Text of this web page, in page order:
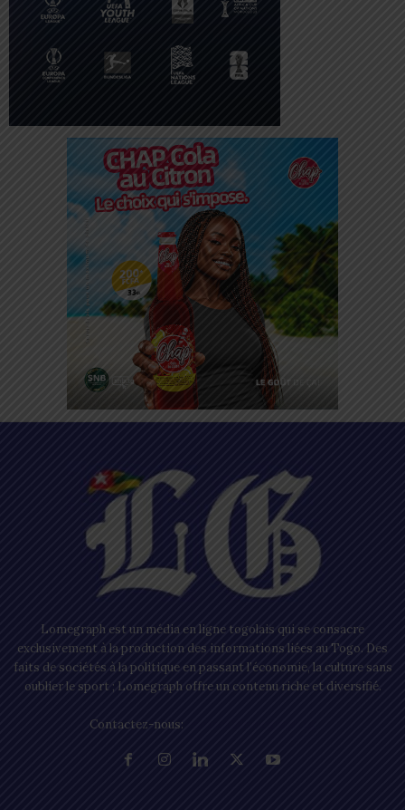
Lomegraph est un média en ligne togolais qui se consacre
exclusivement à la production des informations liées au Togo. Des
faits de sociétés à la politique en passant l’économie, la culture sans
oublier le sport ; Lomegraph offre un contenu riche et diversifié.
Contactez-nous: